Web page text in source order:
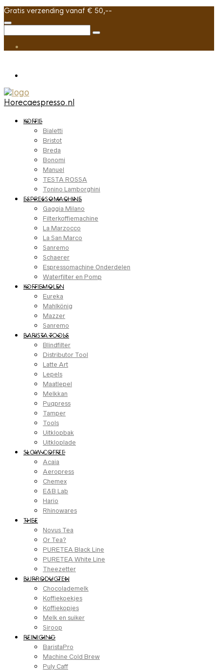
Gratis verzending vanaf € 50,--
Horecaespresso.nl
KOFFIE
Bialetti
Bristot
Breda
Bonomi
Manuel
TESTA ROSSA
Tonino Lamborghini
ESPRESSOMACHINE
Gaggia Milano
Filterkoffiemachine
La Marzocco
La San Marco
Sanremo
Schaerer
Espressomachine Onderdelen
Waterfilter en Pomp
KOFFIEMOLEN
Eureka
Mahlkönig
Mazzer
Sanremo
BARISTA TOOLS
Blindfilter
Distributor Tool
Latte Art
Lepels
Maatlepel
Melkkan
Puqpress
Tamper
Tools
Uitklopbak
Uitkloplade
SLOW COFFEE
Acaia
Aeropress
Chemex
E&B Lab
Hario
Rhinowares
THEE
Novus Tea
Or Tea?
PURETEA Black Line
PURETEA White Line
Theezetter
BIJPRODUCTEN
Chocolademelk
Koffiekoekjes
Koffiekopjes
Melk en suiker
Siroop
REINIGING
BaristaPro
Machine Cold Brew
Puly Caff